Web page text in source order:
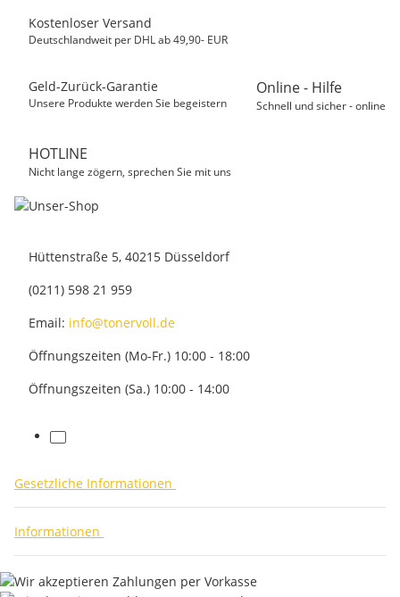
Kostenloser Versand
Deutschlandweit per DHL ab 49,90- EUR
Geld-Zurück-Garantie
Unsere Produkte werden Sie begeistern
Online - Hilfe
Schnell und sicher - online
HOTLINE
Nicht lange zögern, sprechen Sie mit uns
Hüttenstraße 5, 40215 Düsseldorf
(0211) 598 21 959
Email: info@tonervoll.de
Öffnungszeiten (Mo-Fr.) 10:00 - 18:00
Öffnungszeiten (Sa.) 10:00 - 14:00
facebook
Gesetzliche Informationen
Informationen